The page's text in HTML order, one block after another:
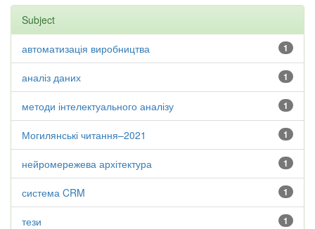
Subject
1
автоматизація виробництва
1
аналіз даних
1
методи інтелектуального аналізу
1
Могилянські читання–2021
1
нейромережева архітектура
1
система CRM
1
тези